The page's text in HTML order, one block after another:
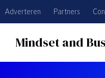
Adverteren Partners
Mindset and